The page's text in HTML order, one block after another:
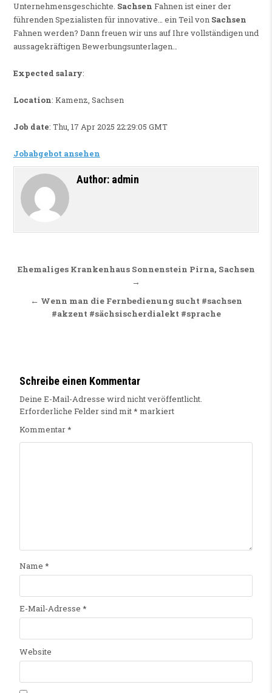
Unternehmensgeschichte. Sachsen Fahnen ist einer der
führenden Spezialisten für innovative… ein Teil von Sachsen
Fahnen werden? Dann freuen wir uns auf Ihre vollständigen und
aussagekräftigen Bewerbungsunterlagen…
Expected salary:
Location: Kamenz, Sachsen
Job date: Thu, 17 Apr 2025 22:29:05 GMT
Jobabgebot ansehen
Author: admin
Beitragsnavigation
Ehemaliges Krankenhaus Sonnenstein Pirna, Sachsen
→
← Wenn man die Fernbedienung sucht #sachsen
#akzent #sächsischerdialekt #sprache
Schreibe einen Kommentar
Deine E-Mail-Adresse wird nicht veröffentlicht.
Erforderliche Felder sind mit* markiert
Kommentar*
Name *
E-Mail-Adresse *
Website